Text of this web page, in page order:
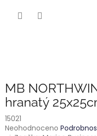
MB
hranatý
15021
Průměrné
Neohodnoceno